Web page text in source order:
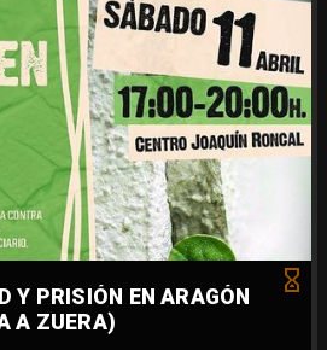
Y PRISIÓN EN ARAGÓN
A ZUERA)